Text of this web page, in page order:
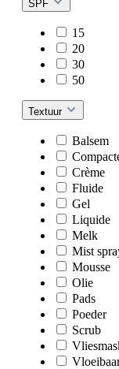
SPF
15
20
30
50
Textuur
Balsem
Crème
Fluide
Gel
Liquide
Melk
Mist
Mousse
Olie
Pads
Poeder
Scrub